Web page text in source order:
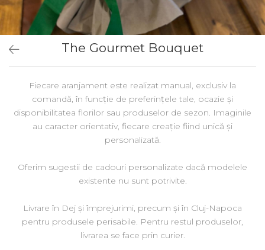
The Gourmet Bouquet
Fiecare aranjament este realizat manual, exclusiv la
comandă, în funcție de preferințele tale, ocazie și
disponibilitatea florilor sau produselor de sezon. Imaginile
au caracter orientativ, fiecare creație fiind unică și
personalizată.
Oferim sugestii de cadouri personalizate dacă modelele
existente nu sunt potrivite.
Livrare în Dej și împrejurimi, precum și în Cluj-Napoca
pentru produsele perisabile. Pentru restul produselor,
livrarea se face prin curier.